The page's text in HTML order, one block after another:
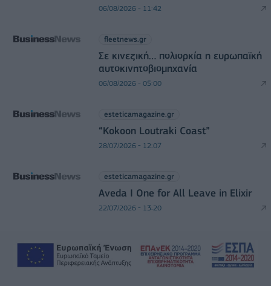
06/08/2026 - 11:42
fleetnews.gr
Σε κινεζική… πολιορκία η ευρωπαϊκή
αυτοκινητοβιομηχανία
06/08/2026 - 05:00
esteticamagazine.gr
“Kokoon Loutraki Coast”
28/07/2026 - 12:07
esteticamagazine.gr
Aveda I One for All Leave in Elixir
22/07/2026 - 13:20